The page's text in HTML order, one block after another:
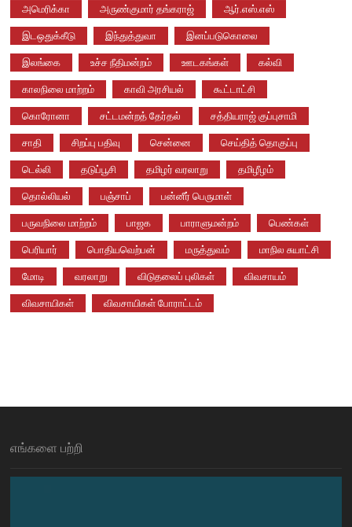
அமெரிக்கா அருண்குமார் தங்கராஜ் ஆர்.எஸ்.எஸ்
இடஒதுக்கீடு இந்துத்துவா இனப்படுகொலை
இலங்கை உச்ச நீதிமன்றம் ஊடகங்கள் கல்வி
காலநிலை மாற்றம் காவி அரசியல் கூட்டாட்சி
கொரோனா சட்டமன்றத் தேர்தல் சத்தியராஜ் குப்புசாமி
சாதி சிறப்பு பதிவு சென்னை செய்தித் தொகுப்பு
டெல்லி தடுப்பூசி தமிழர் வரலாறு தமிழீழம்
தொல்லியல் பஞ்சாப் பன்னீர் பெருமாள்
பருவநிலை மாற்றம் பாஜக பாராளுமன்றம் பெண்கள்
பெரியார் பொதியவெற்பன் மருத்துவம் மாநில சுயாட்சி
மோடி வரலாறு விடுதலைப் புலிகள் விவசாயம்
விவசாயிகள் விவசாயிகள் போராட்டம்
எங்களை பற்றி